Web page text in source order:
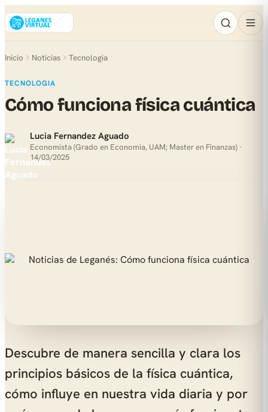
Inicio Noticias Tecnologia
TECNOLOGIA
Cómo funciona física cuántica
Lucia Fernandez Aguado
Economista (Grado en Economia, UAM; Master en Finanzas) ·
14/03/2025
Descubre de manera sencilla y clara los
principios básicos de la física cuántica,
cómo influye en nuestra vida diaria y por